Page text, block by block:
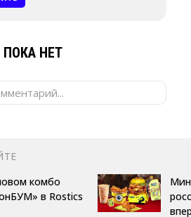
НЕТ
комбо
в Rostics